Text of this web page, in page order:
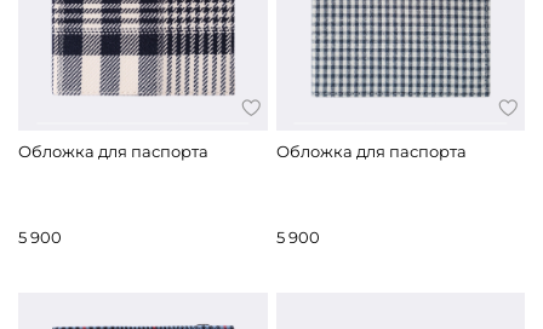
Обложка для паспорта
5 900
Обложка для паспорта
5 900